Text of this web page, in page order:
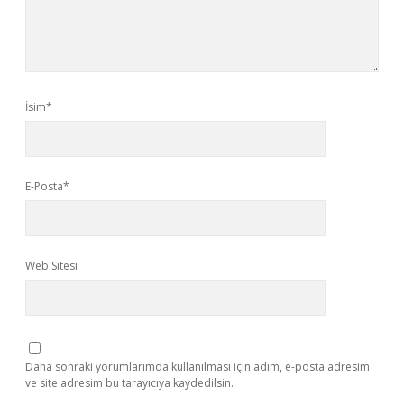
İsim*
E-Posta*
Web Sitesi
Daha sonraki yorumlarımda kullanılması için adım, e-posta adresim
ve site adresim bu tarayıcıya kaydedilsin.